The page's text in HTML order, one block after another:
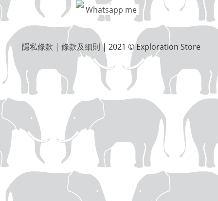
Whatsapp me
隱私條款 | 條款及細則 | 2021 © Exploration Store